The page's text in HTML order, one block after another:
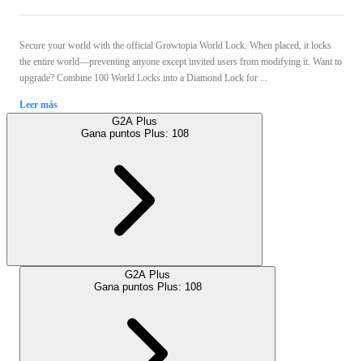
Secure your world with the official Growtopia World Lock. When placed, it locks
the entire world—preventing anyone except invited users from modifying it. Want to
upgrade? Combine 100 World Locks into a Diamond Lock for ...
Leer más
G2A Plus
Gana puntos Plus: 108
G2A Plus
Gana puntos Plus: 108